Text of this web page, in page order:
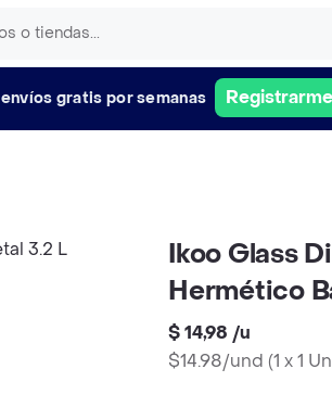
envíos gratis por semanas Registrarme
Ikoo Glass
Hermético
$ 14,98 /u
$14.98/und (1 x 1